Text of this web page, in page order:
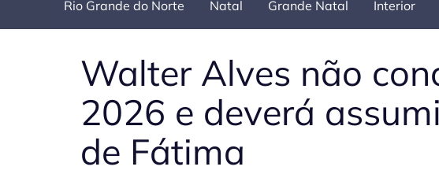
Rio Grande do Norte Natal Grande Natal Interior
Walter Alves não
2026 e deverá
de Fátima